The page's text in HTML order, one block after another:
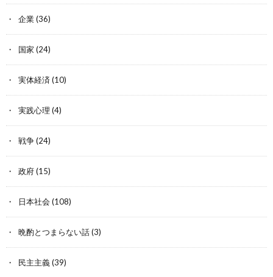
企業(36)
国家 (24)
実体経済 (10)
実践心理 (4)
戦争(24)
政府(15)
日本社会 (108)
晩酌とつまらない話(3)
民主主義(39)